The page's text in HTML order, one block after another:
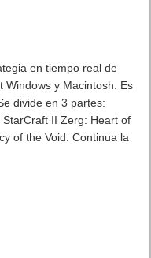
en tiempo real de
Windows y Macintosh. Es
divide en 3 partes:
II Zerg: Heart of
of the Void. Continua la